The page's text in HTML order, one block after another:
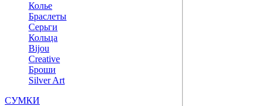
Колье
Браслеты
Серьги
Кольца
Bijou
Сreative
Броши
Silver Art
СУМКИ